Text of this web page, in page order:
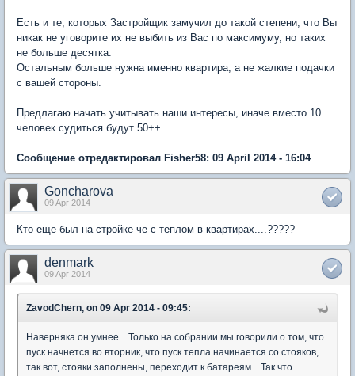
Есть и те, которых Застройщик замучил до такой степени, что Вы
никак не уговорите их не выбить из Вас по максимуму, но таких
не больше десятка.
Остальным больше нужна именно квартира, а не жалкие подачки
с вашей стороны.
Предлагаю начать учитывать наши интересы, иначе вместо 10
человек судиться будут 50++
Сообщение отредактировал Fisher58: 09 April 2014 - 16:04
Goncharova
09 Apr 2014
Кто еще был на стройке че с теплом в квартирах....?????
denmark
09 Apr 2014
ZavodChern, on 09 Apr 2014 - 09:45:
Наверняка он умнее... Только на собрании мы говорили о том, что
пуск начнется во вторник, что пуск тепла начинается со стояков,
так вот, стояки заполнены, переходит к батареям... Так что